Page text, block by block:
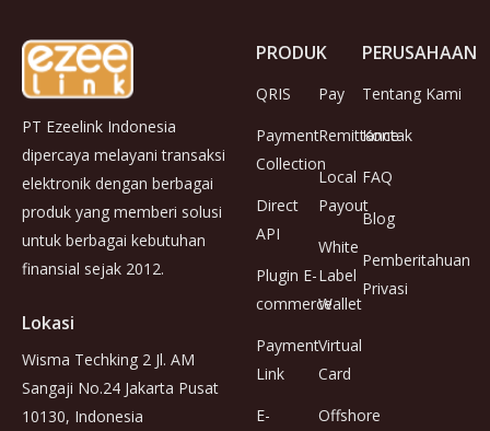
PT Ezeelink Indonesia
dipercaya melayani transaksi
elektronik dengan berbagai
produk yang memberi solusi
untuk berbagai kebutuhan
finansial sejak 2012.
Lokasi
Wisma Techking 2 Jl. AM
Sangaji No.24 Jakarta Pusat
10130, Indonesia
PRODUK
QRIS
Payment
Collection
Direct
API
Plugin E-
commerce
Payment
Link
E-
Pay
Remittance
Local
Payout
White
Label
Wallet
Virtual
Card
Offshore
PERUSAHAAN
Tentang Kami
Kontak
FAQ
Blog
Pemberitahuan
Privasi